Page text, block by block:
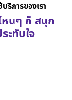
บริการของเรา
หนๆ ก็ สนุก
ะทับใจ